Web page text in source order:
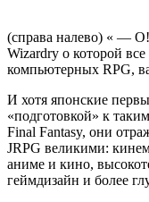
(справа налево) « —
Wizardry о которой
компьютерных RPG,
И хотя японские
«подготовкой» к
Final Fantasy, они
JRPG великими:
аниме и кино,
геймдизайн и более